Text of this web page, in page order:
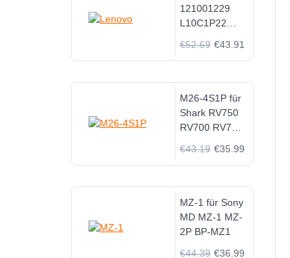
121001229
L10C1P22
€52.69 €43.91
M26-4S1P für
Shark RV750
RV700 RV720
€43.19 €35.99
MZ-1 für Sony
MD MZ-1 MZ-
2P BP-MZ1
€44.39 €36.99